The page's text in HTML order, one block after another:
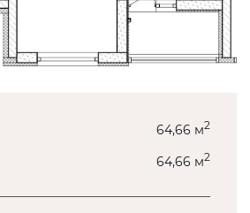
64,66 м2
64,66 м2